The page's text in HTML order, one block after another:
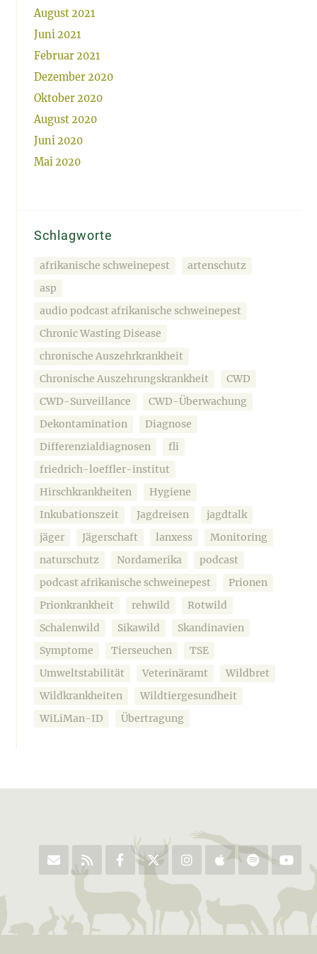
August 2021
Juni 2021
Februar 2021
Dezember 2020
Oktober 2020
August 2020
Juni 2020
Mai 2020
Schlagworte
afrikanische schweinepest
artenschutz
asp
audio podcast afrikanische schweinepest
Chronic Wasting Disease
chronische Auszehrkrankheit
Chronische Auszehrungskrankheit
CWD
CWD-Surveillance
CWD-Überwachung
Dekontamination
Diagnose
Differenzialdiagnosen
fli
friedrich-loeffler-institut
Hirschkrankheiten
Hygiene
Inkubationszeit
Jagdreisen
jagdtalk
jäger
Jägerschaft lanxess
Monitoring
naturschutz
Nordamerika
podcast
podcast afrikanische schweinepest
Prionen
Prionkrankheit
rehwild
Rotwild
Schalenwild
Sikawild
Skandinavien
Symptome
Tierseuchen
TSE
Umweltstabilität
Veterinäramt
Wildbret
Wildkrankheiten
Wildtiergesundheit
WiLiMan-ID
Übertragung